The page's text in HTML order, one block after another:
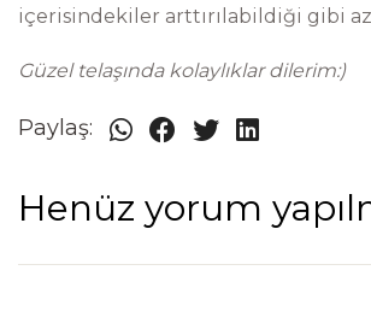
içerisindekiler arttırılabildiği gibi
Güzel telaşında kolaylıklar dilerim:)
Paylaş:
Henüz yorum